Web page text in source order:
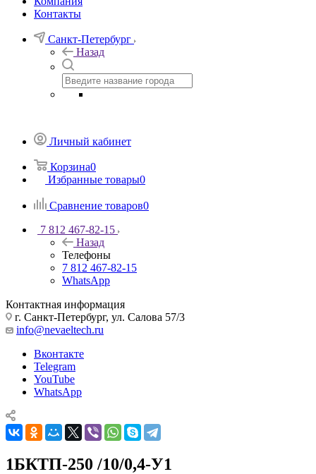
Контакты
Санкт-Петербург
Назад
Личный кабинет
Корзина0
Избранные товары0
Сравнение товаров0
7 812 467-82-15
Назад
Телефоны
7 812 467-82-15
WhatsApp
Контактная информация
г. Санкт-Петербург, ул. Салова 57/3
info@nevaeltech.ru
Вконтакте
Telegram
YouTube
WhatsApp
1БКТП-250 /10/0,4-У1